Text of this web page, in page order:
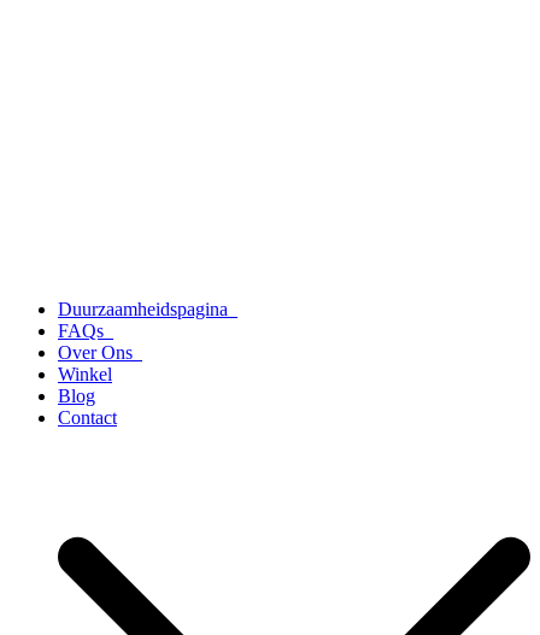
Duurzaamheidspagina
FAQs
Over Ons
Winkel
Blog
Contact